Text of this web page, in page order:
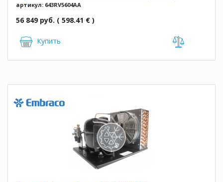
артикул: 643RV5604AA
56 849 руб. ( 598.41 € )
Купить